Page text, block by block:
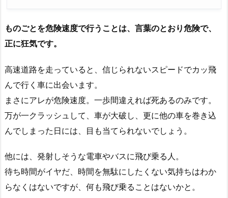
ものごとを危険速度で行うことは、言葉のとおり危険で、
正に狂気です。
高速道路を走っていると、信じられないスピードでカッ飛
んで行く車に出会います。
まさにアレが危険速度。一歩間違えれば死あるのみです。
万が一クラッシュして、車が大破し、更に他の車を巻き込
んでしまった日には、目も当てられないでしょう。
他には、発射しそうな電車やバスに飛び乗る人。
待ち時間がイヤだ、時間を無駄にしたくない気持ちはわか
らなくはないですが、何も飛び乗ることはないかと。